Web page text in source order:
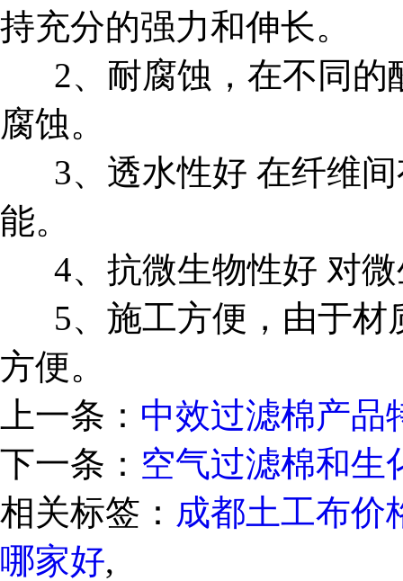
持充分的强力和伸长。
2、耐腐蚀，在不同的
腐蚀。
3、透水性好 在纤维间
能。
4、抗微生物性好 对微
5、施工方便，由于材
方便。
上一条： 中效过滤棉产品
下一条： 空气过滤棉和生
相关标签： 成都土工布价
哪家好,